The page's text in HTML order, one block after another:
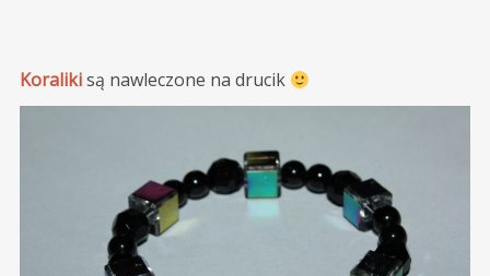
Koralikisą nawleczone na drucik